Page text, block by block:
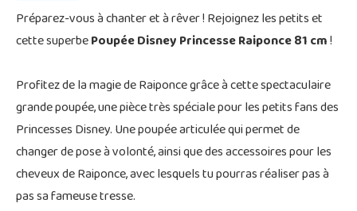
Préparez-vous à chanter et à rêver ! Rejoignez les petits et
cette superbePoupée Disney Princesse Raiponce 81 cm!
Profitez de la magie de Raiponce grâce à cette spectaculaire
grande poupée, une pièce très spéciale pour les petits fans des
Princesses Disney. Une poupée articulée qui permet de
changer de pose à volonté, ainsi que des accessoires pour les
cheveux de Raiponce, avec lesquels tu pourras réaliser pas à
pas sa fameuse tresse.